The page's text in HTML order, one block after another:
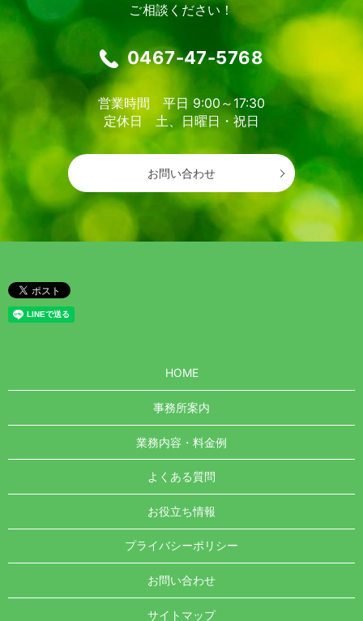
ご相談ください！
0467-47-5768
営業時間 平日 9:00～17:30
定休日 土、日曜日・祝日
お問い合わせ
HOME
事務所案内
業務内容・料金例
よくある質問
お役立ち情報
プライバシーポリシー
お問い合わせ
サイトマップ